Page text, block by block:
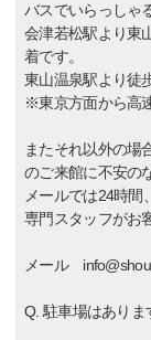
バスでいらっしゃ
会津若松駅より東
着です。
東山温泉駅より徒
※東京方面から高
またそれ以外の場
のご来館に不安の
メールでは24時間
専門スタッフがお
メール
Q. 駐車場はありま